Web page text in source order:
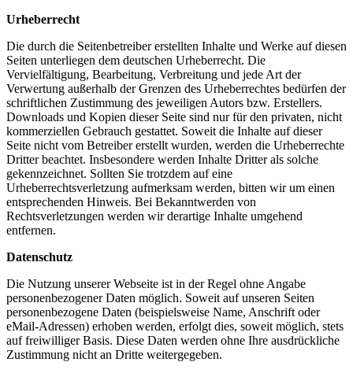
Urheberrecht
Die durch die Seitenbetreiber erstellten Inhalte und Werke auf diesen
Seiten unterliegen dem deutschen Urheberrecht. Die
Vervielfältigung, Bearbeitung, Verbreitung und jede Art der
Verwertung außerhalb der Grenzen des Urheberrechtes bedürfen der
schriftlichen Zustimmung des jeweiligen Autors bzw. Erstellers.
Downloads und Kopien dieser Seite sind nur für den privaten, nicht
kommerziellen Gebrauch gestattet. Soweit die Inhalte auf dieser
Seite nicht vom Betreiber erstellt wurden, werden die Urheberrechte
Dritter beachtet. Insbesondere werden Inhalte Dritter als solche
gekennzeichnet. Sollten Sie trotzdem auf eine
Urheberrechtsverletzung aufmerksam werden, bitten wir um einen
entsprechenden Hinweis. Bei Bekanntwerden von
Rechtsverletzungen werden wir derartige Inhalte umgehend
entfernen.
Datenschutz
Die Nutzung unserer Webseite ist in der Regel ohne Angabe
personenbezogener Daten möglich. Soweit auf unseren Seiten
personenbezogene Daten (beispielsweise Name, Anschrift oder
eMail-Adressen) erhoben werden, erfolgt dies, soweit möglich, stets
auf freiwilliger Basis. Diese Daten werden ohne Ihre ausdrückliche
Zustimmung nicht an Dritte weitergegeben.